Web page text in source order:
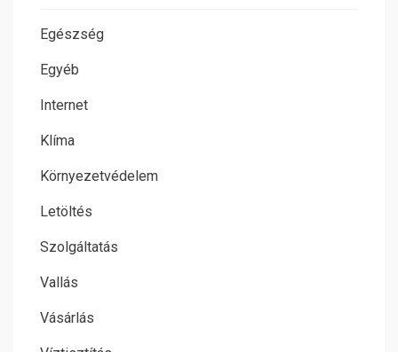
Egészség
Egyéb
Internet
Klíma
Környezetvédelem
Letöltés
Szolgáltatás
Vallás
Vásárlás